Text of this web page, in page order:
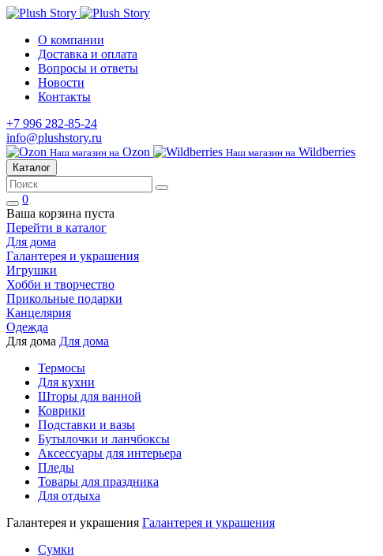
О компании
Доставка и оплата
Вопросы и ответы
Новости
Контакты
+7 996 282-85-24
info@plushstory.ru
Наш магазин на Ozon Наш магазин на Wildberries
Каталог
0
Ваша корзина пуста
Перейти в каталог
Для дома
Галантерея и украшения
Игрушки
Хобби и творчество
Прикольные подарки
Канцелярия
Одежда
Для дома Для дома
Термосы
Для кухни
Шторы для ванной
Коврики
Подставки и вазы
Бутылочки и ланчбоксы
Аксессуары для интерьера
Пледы
Товары для праздника
Для отдыха
Галантерея и украшения Галантерея и украшения
Сумки